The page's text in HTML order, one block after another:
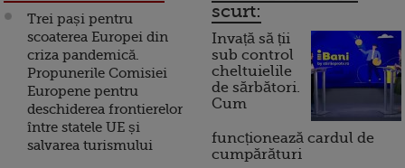
Trei pași pentru
scoaterea Europei din
criza pandemică.
Propunerile Comisiei
Europene pentru
deschiderea frontierelor
între statele UE și
salvarea turismului
scurt:
Invață să ții
sub control
cheltuielile
de sărbători.
Cum
funcționează cardul de
cumpărături